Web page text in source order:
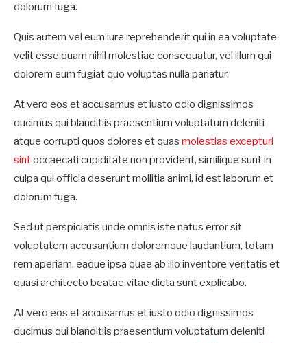
dolorum fuga.
Quis autem vel eum iure reprehenderit qui in ea voluptate
velit esse quam nihil molestiae consequatur, vel illum qui
dolorem eum fugiat quo voluptas nulla pariatur.
At vero eos et accusamus et iusto odio dignissimos
ducimus qui blanditiis praesentium voluptatum deleniti
atque corrupti quos dolores et quas molestias excepturi
sintoccaecati cupiditate non provident, similique sunt in
culpa qui officia deserunt mollitia animi, id est laborum et
dolorum fuga.
Sed ut perspiciatis unde omnis iste natus error sit
voluptatem accusantium doloremque laudantium, totam
rem aperiam, eaque ipsa quae ab illo inventore veritatis et
quasi architecto beatae vitae dicta sunt explicabo.
At vero eos et accusamus et iusto odio dignissimos
ducimus qui blanditiis praesentium voluptatum deleniti